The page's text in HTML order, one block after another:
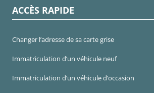
ACCÈS RAPIDE
Changer l’adresse de sa carte grise
Immatriculation d’un véhicule neuf
Immatriculation d’un véhicule d’occasion